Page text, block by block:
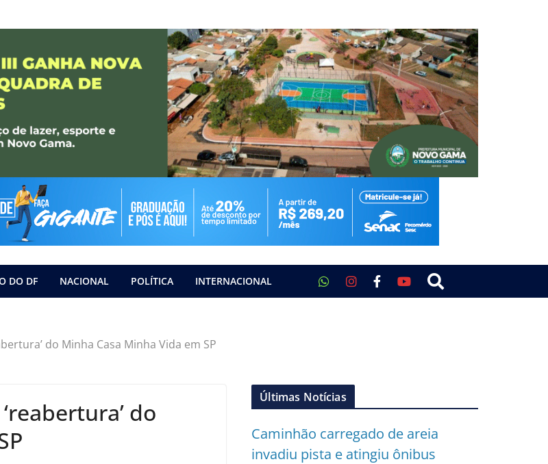
DO DF NACIONAL POLÍTICA INTERNACIONAL
do Minha Casa Minha Vida em SP
do
Últimas Notícias
Caminhão carregado de areia
invadiu pista e atingiu ônibus